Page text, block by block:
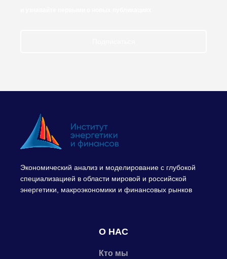
Экономический анализ и моделирование с глубокой
специализацией в области мировой и российской
энергетики, макроэкономики и финансовых рынков
О НАС
Кто мы